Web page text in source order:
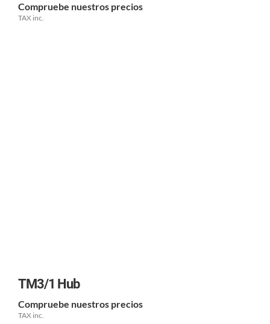
Compruebe nuestros precios
TAX inc.
TM3/1 Hub
Compruebe nuestros precios
TAX inc.